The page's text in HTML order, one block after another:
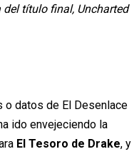
título final, Uncharted
o datos de El Desenlace
ido envejeciendo la
El Tesoro de Drake, y